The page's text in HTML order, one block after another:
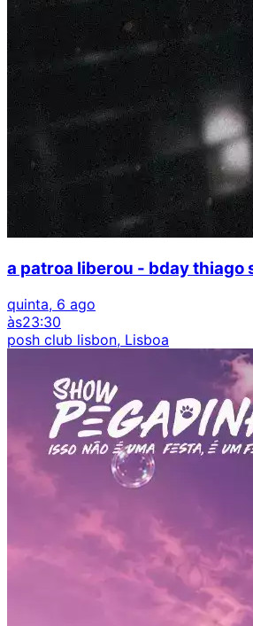
a patroa liberou - bday thiago
quinta, 6 ago
às23:30
posh club lisbon, Lisboa